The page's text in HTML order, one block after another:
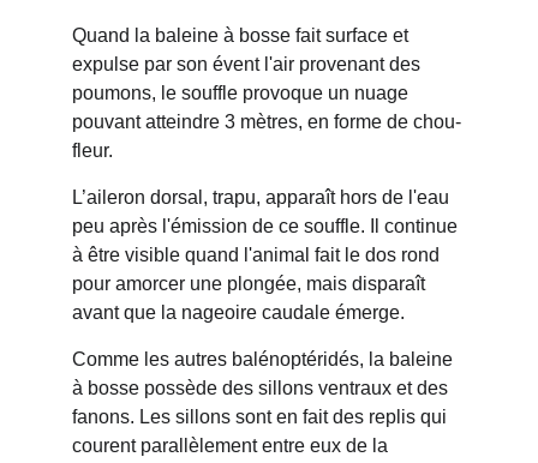
Quand la baleine à bosse fait surface et
expulse par son évent l'air provenant des
poumons, le souffle provoque un nuage
pouvant atteindre 3 mètres, en forme de chou-
fleur.
L’aileron dorsal, trapu, apparaît hors de l'eau
peu après l'émission de ce souffle. Il continue
à être visible quand l'animal fait le dos rond
pour amorcer une plongée, mais disparaît
avant que la nageoire caudale émerge.
Comme les autres balénoptéridés, la baleine
à bosse possède des sillons ventraux et des
fanons. Les sillons sont en fait des replis qui
courent parallèlement entre eux de la